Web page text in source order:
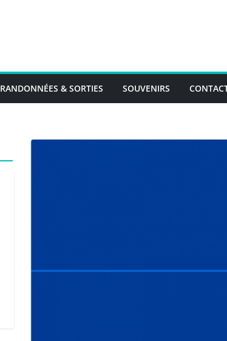
RANDONNÉES & SORTIES SOUVENIRS